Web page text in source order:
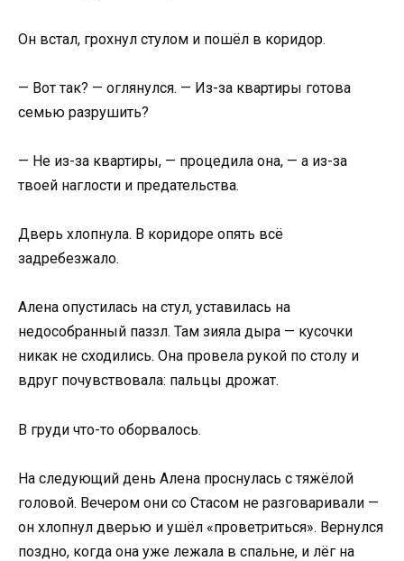
Он встал, грохнул стулом и пошёл в коридор.
— Вот так? — оглянулся. — Из-за квартиры готова
семью разрушить?
— Не из-за квартиры, — процедила она, — а из-за
твоей наглости и предательства.
Дверь хлопнула. В коридоре опять всё
задребезжало.
Алена опустилась на стул, уставилась на
недособранный паззл. Там зияла дыра — кусочки
никак не сходились. Она провела рукой по столу и
вдруг почувствовала: пальцы дрожат.
В груди что-то оборвалось.
На следующий день Алена проснулась с тяжёлой
головой. Вечером они со Стасом не разговаривали —
он хлопнул дверью и ушёл «проветриться». Вернулся
поздно, когда она уже лежала в спальне, и лёг на